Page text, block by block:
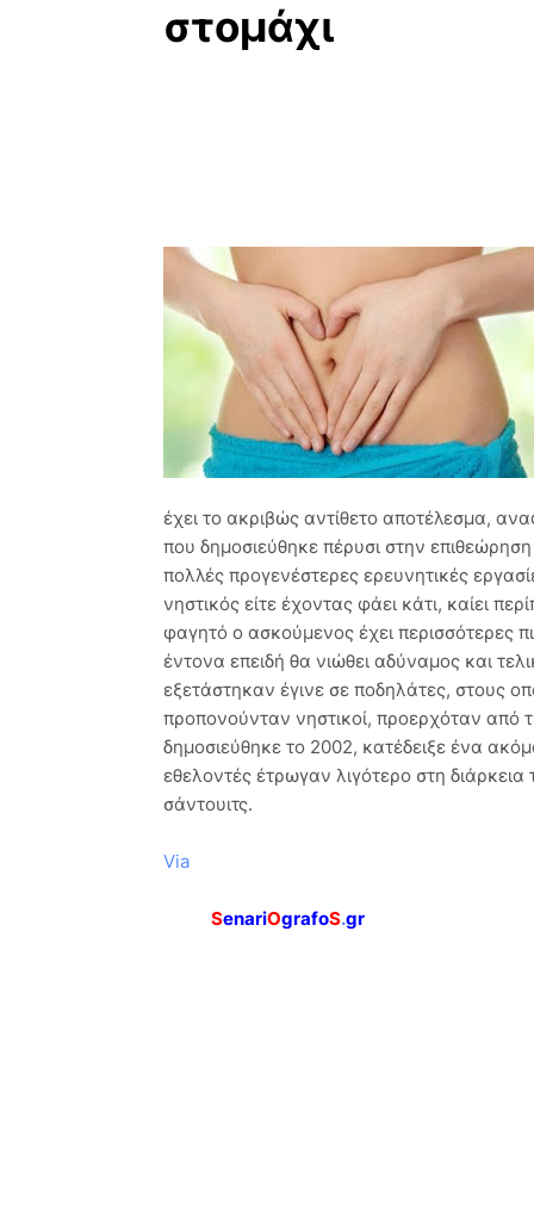
στομάχι
έχει το ακριβώς αντίθετο αποτέλεσμα,
που δημοσιεύθηκε πέρυσι στην
πολλές προγενέστερες ερευνητικές
νηστικός είτε έχοντας φάει κάτι, καίει
φαγητό ο ασκούμενος έχει περισσότερες
έντονα επειδή θα νιώθει αδύναμος και
εξετάστηκαν έγινε σε ποδηλάτες, στους
προπονούνταν νηστικοί, προερχόταν από
δημοσιεύθηκε το 2002, κατέδειξε ένα
εθελοντές έτρωγαν λιγότερο στη
σάντουιτς.
Via
SenariOgrafoS.gr